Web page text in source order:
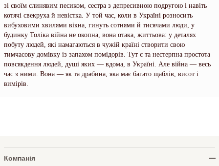
зі своїм слинявим песиком, сестра з депресивною подругою і навіть
котячі свекруха й невістка. У той час, коли в Україні розносить
вибуховими хвилями вікна, гинуть сотнями й тисячами люди, у
будинку Толіка війна не окопна, вона отака, життьова: у деталях
побуту людей, які намагаються в чужій країні створити свою
тимчасову домівку із запахом помідорів. Тут є та нестерпна простота
повсякдення людей, душі яких — вдома, в Україні. Але війна — весь
час з ними. Вона — як та драбина, яка має багато щаблів, висот і
вимірів.
Компанія